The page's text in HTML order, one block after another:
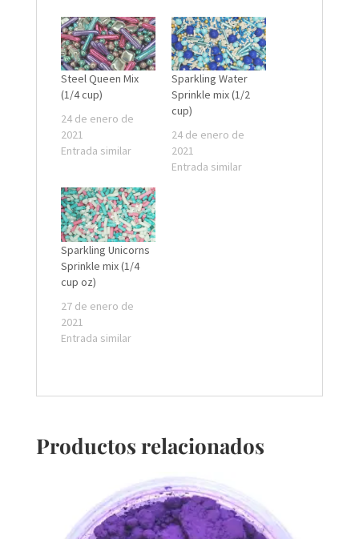
Steel Queen Mix
(1/4 cup)
24 de enero de
2021
Entrada similar
Sparkling Water
Sprinkle mix (1/2
cup)
24 de enero de
2021
Entrada similar
Sparkling Unicorns
Sprinkle mix (1/4
cup oz)
27 de enero de
2021
Entrada similar
Productos relacionados